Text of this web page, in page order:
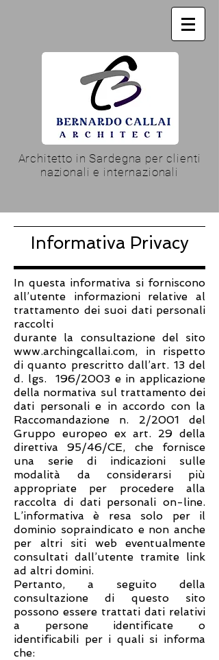
Architetto in Sardegna per clienti
nazionali e internazionali
Informativa Privacy
In questa informativa si forniscono
all’utente informazioni relative al
trattamento dei suoi dati personali
raccolti
durante la consultazione del sito
www.archingcallai.com, in rispetto
di quanto prescritto dall’art. 13 del
d. lgs. 196/2003 e in applicazione
della normativa sul trattamento dei
dati personali e in accordo con la
Raccomandazione n. 2/2001 del
Gruppo europeo ex art. 29 della
direttiva 95/46/CE, che fornisce
una serie di indicazioni sulle
modalità da considerarsi più
appropriate per procedere alla
raccolta di dati personali on-line.
L’informativa è resa solo per il
dominio sopraindicato e non anche
per altri siti web eventualmente
consultati dall’utente tramite link
ad altri domini.
Pertanto, a seguito della
consultazione di questo sito
possono essere trattati dati relativi
a persone identificate o
identificabili per i quali si informa
che: